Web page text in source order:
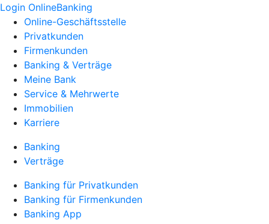
Login OnlineBanking
Online-Geschäftsstelle
Privatkunden
Firmenkunden
Banking & Verträge
Meine Bank
Service & Mehrwerte
Immobilien
Karriere
Banking
Verträge
Banking für Privatkunden
Banking für Firmenkunden
Banking App